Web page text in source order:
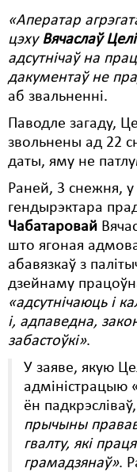
«Аператар
цэху Вячаслаў
адсутнічаў на
дакументаў не
аб звальненні.
Паводле загаду,
звольнены ад 22
даты, яму не
Раней, 3 снежня,
гендырэктара
Чабатаровай
што ягоная
абавязкаў з
дзейнаму
«адсутнічаюць і
і, адпаведна,
забастоўкі».
У заяве, якую
адміністрацыю
ён
прычыны
гвалту, які
грамадзянаў».
Свабода слова
Свабода сумленьня
Суд
Экалёгія
Сацыяльныя правы